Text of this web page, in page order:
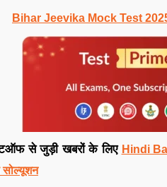
Bihar Jeevika Mock Test
से जुड़ी खबरों के लिए Hindi
सोल्यूशन